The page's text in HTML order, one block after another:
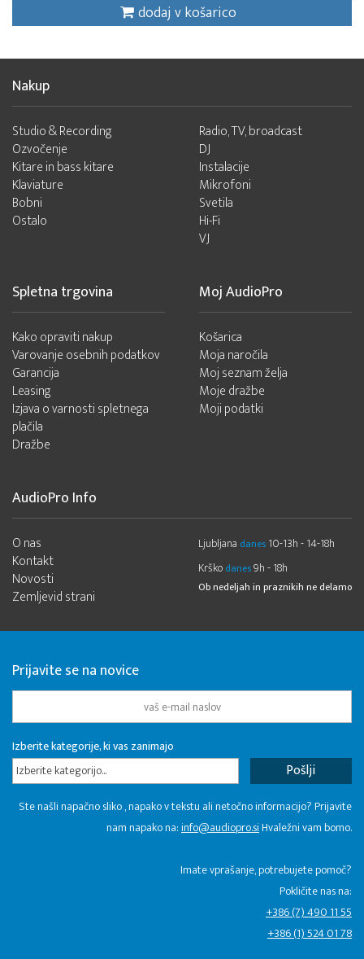
dodaj v košarico
Nakup
Studio & Recording
Ozvočenje
Kitare in bass kitare
Klaviature
Bobni
Ostalo
Radio, TV, broadcast
DJ
Instalacije
Mikrofoni
Svetila
Hi-Fi
VJ
Spletna trgovina
Kako opraviti nakup
Varovanje osebnih podatkov
Garancija
Leasing
Izjava o varnosti spletnega
plačila
Dražbe
Moj AudioPro
Košarica
Moja naročila
Moj seznam želja
Moje dražbe
Moji podatki
AudioPro Info
O nas
Kontakt
Novosti
Zemljevid strani
Ljubljana danes 10-13h - 14-18h
Krško danes9h - 18h
Ob nedeljah in praznikih ne delamo
Prijavite se na novice
Izberite kategorije, ki vas zanimajo
Izberite kategorijo...
Ste našli napačno sliko , napako v tekstu ali netočno informacijo? Prijavite
nam napako na:info@audiopro.siHvaležni vam bomo.
Imate vprašanje, potrebujete pomoč?
Pokličite nas na:
+386 (7) 490 11 55
+386 (1) 524 01 78